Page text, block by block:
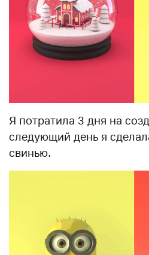
Я потратила 3 дня на
следующий день я
свинью.